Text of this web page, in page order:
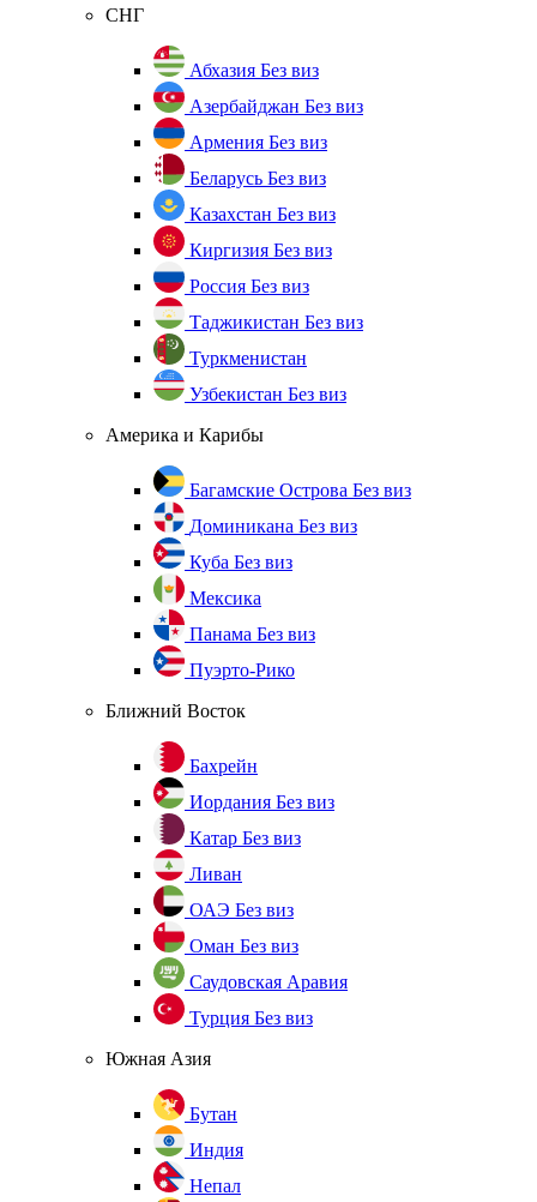
СНГ
Абхазия Без виз
Азербайджан Без виз
Армения Без виз
Беларусь Без виз
Казахстан Без виз
Киргизия Без виз
Россия Без виз
Таджикистан Без виз
Туркменистан
Узбекистан Без виз
Америка и Карибы
Багамские Острова Без виз
Доминикана Без виз
Куба Без виз
Мексика
Панама Без виз
Пуэрто-Рико
Ближний Восток
Бахрейн
Иордания Без виз
Катар Без виз
Ливан
ОАЭ Без виз
Оман Без виз
Саудовская Аравия
Турция Без виз
Южная Азия
Бутан
Индия
Непал